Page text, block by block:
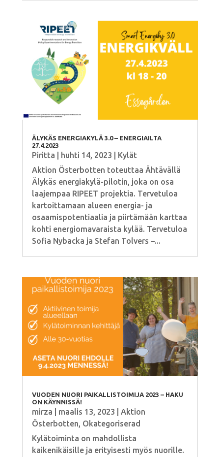
ÄLYKÄS ENERGIAKYLÄ 3.0 – ENERGIAILTA
27.4.2023
Piritta huhti 14, 2023
Kylät
Aktion Österbotten toteuttaa Ähtävällä
Älykäs energiakylä-pilotin, joka on osa
laajempaa RIPEET projektia. Tervetuloa
kartoittamaan alueen energia- ja
osaamispotentiaalia ja piirtämään karttaa
kohti energiomavaraista kylää. Tervetuloa
Sofia Nybacka ja Stefan Tolvers –...
VUODEN NUORI PAIKALLISTOIMIJA 2023 – HAKU
ON KÄYNNISSÄ!
mirza maalis 13, 2023
Aktion
Österbotten, Okategoriserad
Kylätoiminta on mahdollista
kaikenikäisille ja erityisesti myös nuorille.